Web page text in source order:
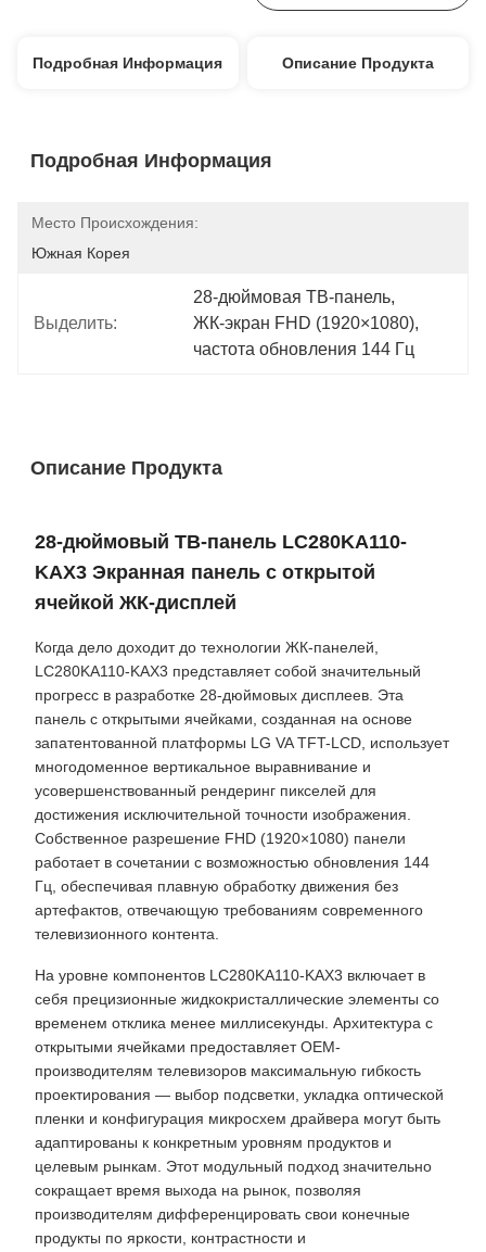
Подробная Информация Описание Продукта
Подробная Информация
Место Происхождения:
Южная Корея
Выделить:
28-дюймовая ТВ-панель,
ЖК-экран FHD (1920×1080),
частота обновления 144 Гц
Описание Продукта
28-дюймовый ТВ-панель LC280KA110-
KAX3 Экранная панель с открытой
ячейкой ЖК-дисплей
Когда дело доходит до технологии ЖК-панелей,
LC280KA110-KAX3 представляет собой значительный
прогресс в разработке 28-дюймовых дисплеев. Эта
панель с открытыми ячейками, созданная на основе
запатентованной платформы LG VA TFT-LCD, использует
многодоменное вертикальное выравнивание и
усовершенствованный рендеринг пикселей для
достижения исключительной точности изображения.
Собственное разрешение FHD (1920×1080) панели
работает в сочетании с возможностью обновления 144
Гц, обеспечивая плавную обработку движения без
артефактов, отвечающую требованиям современного
телевизионного контента.
На уровне компонентов LC280KA110-KAX3 включает в
себя прецизионные жидкокристаллические элементы со
временем отклика менее миллисекунды. Архитектура с
открытыми ячейками предоставляет OEM-
производителям телевизоров максимальную гибкость
проектирования — выбор подсветки, укладка оптической
пленки и конфигурация микросхем драйвера могут быть
адаптированы к конкретным уровням продуктов и
целевым рынкам. Этот модульный подход значительно
сокращает время выхода на рынок, позволяя
производителям дифференцировать свои конечные
продукты по яркости, контрастности и